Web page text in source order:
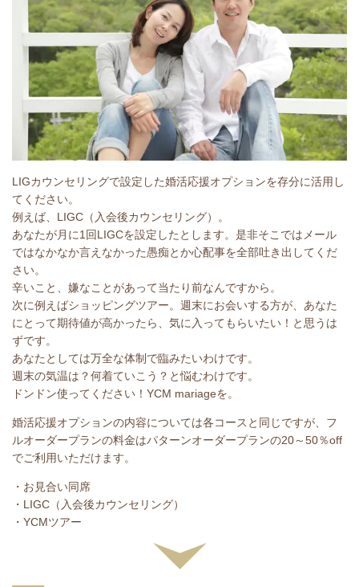
LIGカウンセリングで設定した婚活応援オプションを存分に活用し
てください。
例えば、LIGC（入会後カウンセリング）。
あなたが月に1回LIGCを設定したとします。是非そこではメール
ではなかなか言えなかった愚痴とか心配事を全部吐き出してくだ
さい。
辛いこと、嫌なことがあって当たり前なんですから。
次に例えばショッピングツアー。週末にお会いする方が、あなた
にとって期待値が高かったら、気に入ってもらいたい！と思うは
ずです。
あなたとしては万全な体制で臨みたいわけです。
週末の気温は？何着ていこう？と悩むわけです。
ドンドン使ってください！YCM mariageを。
婚活応援オプションの内容については各コースと同じですが、フ
ルオーダープランの料金はパターンオーダープランの20～50％off
でご利用いただけます。
・お見合い同席
・LIGC（入会後カウンセリング）
・YCMツアー